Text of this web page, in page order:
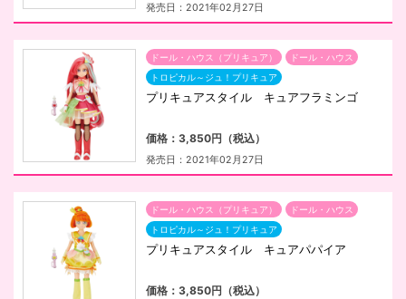
発売日：2021年02月27日
ドール・ハウス（プリキュア）
ドール・ハウス
トロピカル～ジュ！プリキュア
プリキュアスタイル キュアフラミンゴ
価格：3,850円（税込）
発売日：2021年02月27日
ドール・ハウス（プリキュア）
ドール・ハウス
トロピカル～ジュ！プリキュア
プリキュアスタイル キュアパパイア
価格：3,850円（税込）